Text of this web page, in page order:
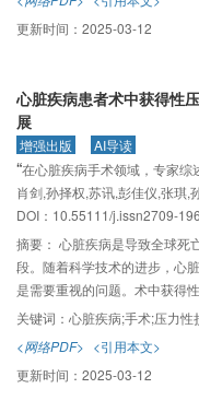
理及提供多学科合作服务等内
挑战进行思考，旨在为系统化
更新时间： 2025-03-12
心脏疾病患者术中获得性
展
增强出版 AI导读
“在心脏疾病手术领域，专家
防心脏疾病患者IAPI提供指导。
肖剑,孙择权,苏讯,彭佳仪,张琪,
DOI：10.55111/j.issn2709-
摘要： 心脏疾病是导致全球死
段。随着科学技术的进步，心
是需要重视的问题。术中获得
仅会延长住院时间，还会增加
是发生IAPI的高风险人群，术
均可能导致IAPI的发生。IAPI
别和评估高风险患者对于制定
于心脏疾病患者IAPI风险因素
关键词： 心脏疾病;手术;压力
<网络PDF> <引用本文>
更新时间： 2025-03-12